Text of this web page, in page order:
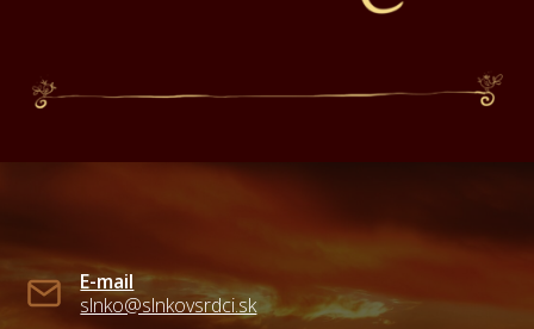
E-mail
slnko@slnkovsrdci.sk